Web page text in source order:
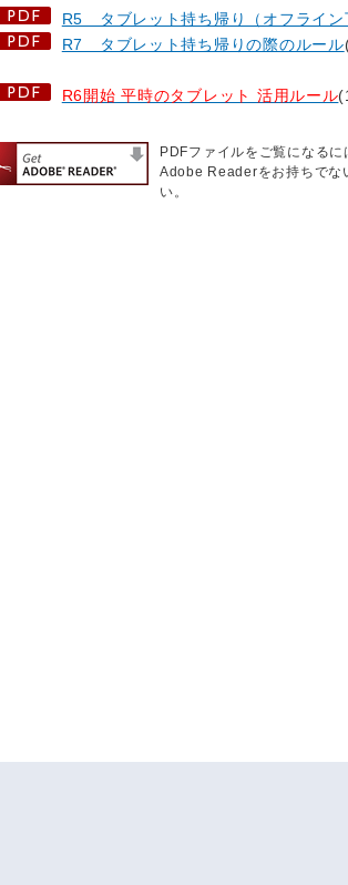
R5 タブレット持ち帰り（オフライン
R7 タブレット持ち帰りの際のルール
R6開始 平時のタブレット 活用ルール
PDFファイルをご覧になる
Adobe Readerをお持ちでな
い。